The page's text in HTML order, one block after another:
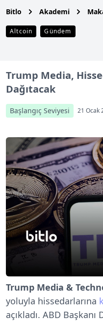
Bitlo Akademi
Altcoin Gündem
Trump Media,
Dağıtacak
Başlangıç Seviyesi 21 Ocak
Trump Media &
yoluyla hissedarlarına
açıkladı. ABD